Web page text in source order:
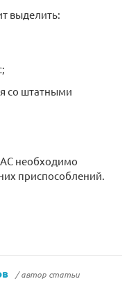
выделить:
со штатными
необходимо
приспособлений.
/ автор статьи